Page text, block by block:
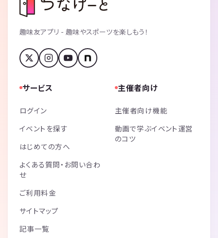
趣味友アプリ - 趣味やスポーツを楽しもう！
サービス
ログイン
イベントを探す
はじめての方へ
よくある質問・お問い合わ
せ
ご利用料金
サイトマップ
記事一覧
主催者向け
主催者向け機能
動画で学ぶイベント運営
のコツ